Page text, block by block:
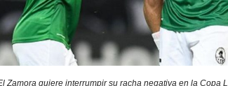
Zamora quiere interrumpir su racha negativa en la Copa